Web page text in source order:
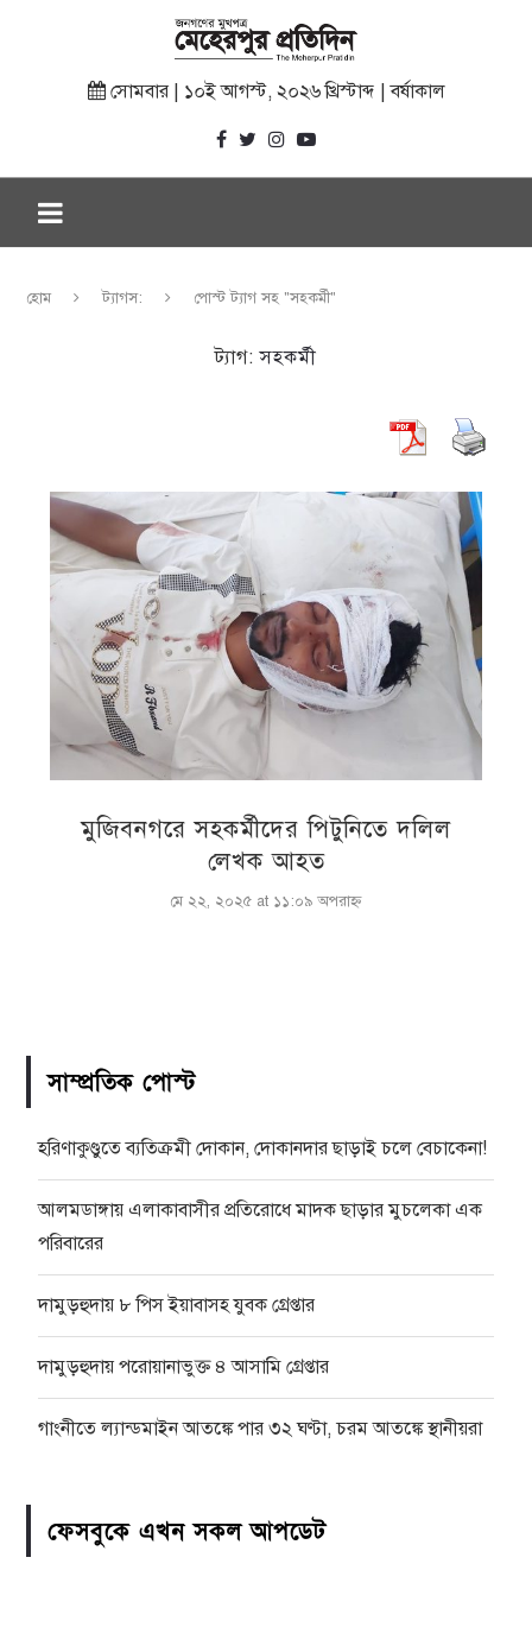
সোমবার | ১০ই আগস্ট, ২০২৬ খ্রিস্টাব্দ | বর্ষাকাল
হোম ট্যাগস: পোস্ট ট্যাগ সহ "সহকর্মী"
ট্যাগ:সহকর্মী
মুজিবনগরে সহকর্মীদের পিটুনিতে দলিল
লেখক আহত
মে ২২, ২০২৫ at ১১:০৯ অপরাহ্ণ
সাম্প্রতিক পোস্ট
হরিণাকুণ্ডুতে ব্যতিক্রমী দোকান, দোকানদার ছাড়াই চলে বেচাকেনা!
আলমডাঙ্গায় এলাকাবাসীর প্রতিরোধে মাদক ছাড়ার মুচলেকা এক
পরিবারের
দামুড়হুদায় ৮ পিস ইয়াবাসহ যুবক গ্রেপ্তার
দামুড়হুদায় পরোয়ানাভুক্ত ৪ আসামি গ্রেপ্তার
গাংনীতে ল্যান্ডমাইন আতঙ্কে পার ৩২ ঘণ্টা, চরম আতঙ্কে স্থানীয়রা
ফেসবুকে এখন সকল আপডেট